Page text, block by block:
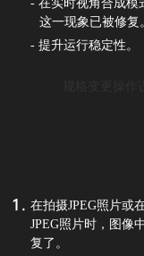
- 在实时视角合成模
这一现象已被修复
- 提升运行稳定性。
在拍摄JPEG照片或
JPEG照片时，图像
复了。